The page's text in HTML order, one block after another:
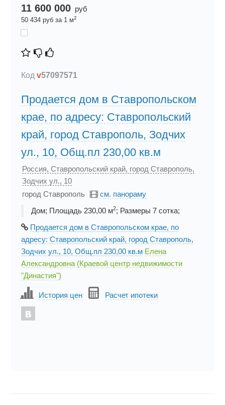
11 600 000 руб
50 434 руб за 1 м2
Код v57097571
Продается дом в Ставропольском
крае, по адресу: Ставропольский
край, город Ставрополь, Зодчих
ул., 10, Общ.пл 230,00 кв.м
Россия, Ставропольский край, город Ставрополь,
Зодчих ул., 10
город Ставрополь
см. панораму
Дом; Площадь 230,00 м2; Размеры 7 cотка;
Продается дом в Ставропольском крае, по
адресу: Ставропольский край, город Ставрополь,
Зодчих ул., 10, Общ.пл 230,00 кв.м Елена
Александровна (Краевой центр недвижимости
"Династия")
История цен Расчет ипотеки